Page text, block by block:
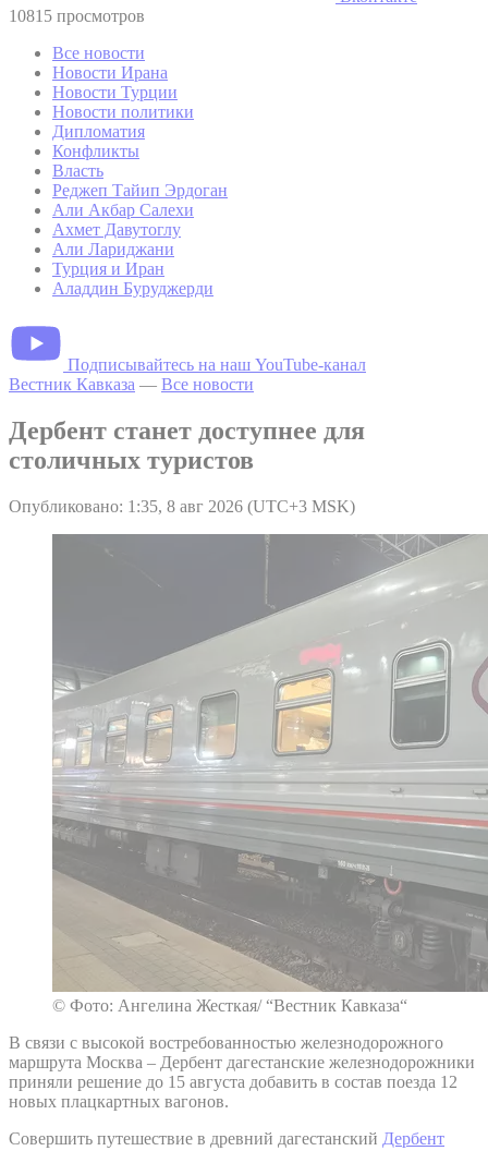
10815 просмотров
Все новости
Новости Ирана
Новости Турции
Новости политики
Дипломатия
Конфликты
Власть
Реджеп Тайип Эрдоган
Али Акбар Салехи
Ахмет Давутоглу
Али Лариджани
Турция и Иран
Аладдин Буруджерди
Подписывайтесь на наш YouTube-канал
Вестник Кавказа — Все новости
Дербент станет доступнее для
столичных туристов
Опубликовано: 1:35, 8 авг 2026 (UTC+3 MSK)
© Фото: Ангелина Жесткая/ “Вестник Кавказа“
В связи с высокой востребованностью железнодорожного
маршрута Москва – Дербент дагестанские железнодорожники
приняли решение до 15 августа добавить в состав поезда 12
новых плацкартных вагонов.
Совершить путешествие в древний дагестанский Дербент